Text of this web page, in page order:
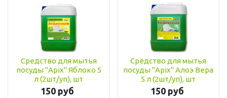
Средство для мытья
посуды "Apix" Яблоко 5
л (2шт/уп), шт
150 руб
Средство для мытья
посуды "Apix" Алоэ Вера
5 л (2шт/уп), шт
150 руб